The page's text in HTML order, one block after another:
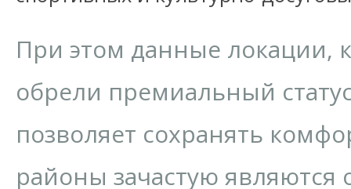
При этом данные локации,
обрели премиальный
позволяет сохранять
районы зачастую